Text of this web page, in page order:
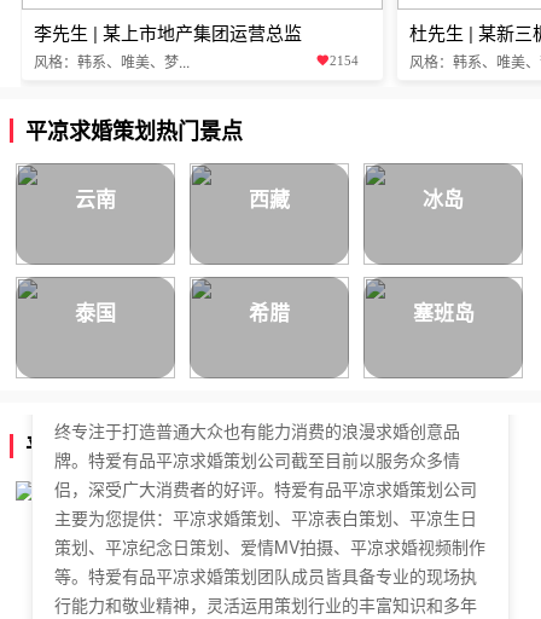
李先生 | 某上市地产集团运营总监
风格：韩系、唯美、梦... 2154
杜先生 | 某新三
风格：韩系、唯美
平凉求婚策划热门景点
云南 西藏 冰岛
泰国 希腊 塞班岛
平凉求婚策划公司简介
特爱有品平凉求婚策划公司，于2018年正式成立，是国内
终专注于打造普通大众也有能力消费的浪漫求婚创意品
牌。特爱有品平凉求婚策划公司截至目前以服务众多情
侣，深受广大消费者的好评。特爱有品平凉求婚策划公司
主要为您提供：平凉求婚策划、平凉表白策划、平凉生日
策划、平凉纪念日策划、爱情MV拍摄、平凉求婚视频制作
等。特爱有品平凉求婚策划团队成员皆具备专业的现场执
行能力和敬业精神，灵活运用策划行业的丰富知识和多年